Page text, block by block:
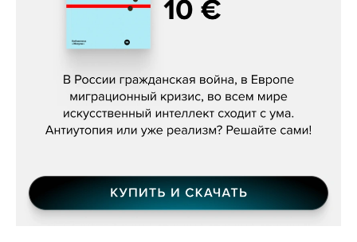
Константин Зарубин, «Наше сердце